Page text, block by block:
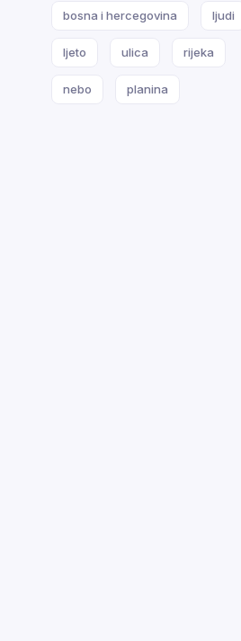
bosna i hercegovina ljudi
ljeto ulica rijeka
nebo planina